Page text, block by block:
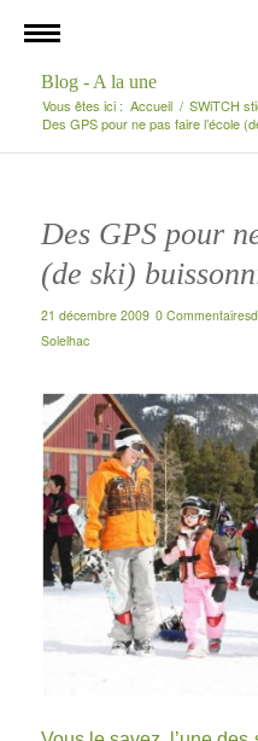
Blog - A la une
Vous êtes ici : Accueil / SWiTCH
Des GPS pour ne pas faire l’école
Des GPS pour
(de ski)
21 décembre 2009 0 Commentaires
Solelhac